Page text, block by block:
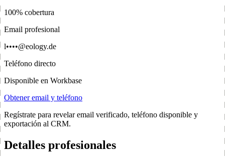
100% cobertura
Email profesional
l••••@eology.de
Teléfono directo
Disponible en Workbase
Obtener email y teléfono
Regístrate para revelar email verificado, teléfono disponible y
exportación al CRM.
Detalles profesionales